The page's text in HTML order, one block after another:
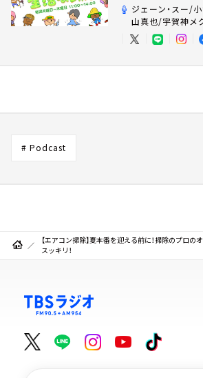
ジェーン・スー/
山真也/宇賀神メ
# Podcast
【エアコン掃除】夏本番を迎える前に！掃除のプロの
スッキリ！